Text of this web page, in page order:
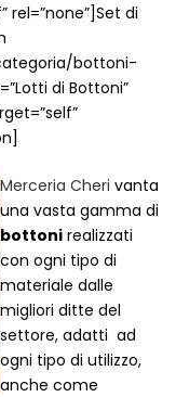
rel=”none”]Set di
bottoni-
di Bottoni”
Merceria Cheri vanta
una vasta gamma di
bottoni realizzati
con ogni tipo di
materiale dalle
migliori ditte del
settore, adatti ad
ogni tipo di utilizzo,
anche come